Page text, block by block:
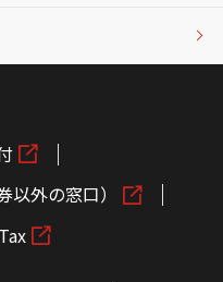
外の窓口）